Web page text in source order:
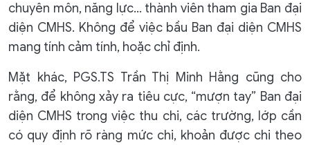
chuyên môn, năng lực… thành viên tham gia Ban đại
diện CMHS. Không để việc bầu Ban đại diện CMHS
mang tính cảm tính, hoặc chỉ định.
Mặt khác, PGS.TS Trần Thị Minh Hằng cũng cho
rằng, để không xảy ra tiêu cực, “mượn tay” Ban đại
diện CMHS trong việc thu chi, các trường, lớp cần
có quy định rõ ràng mức chi, khoản được chi theo